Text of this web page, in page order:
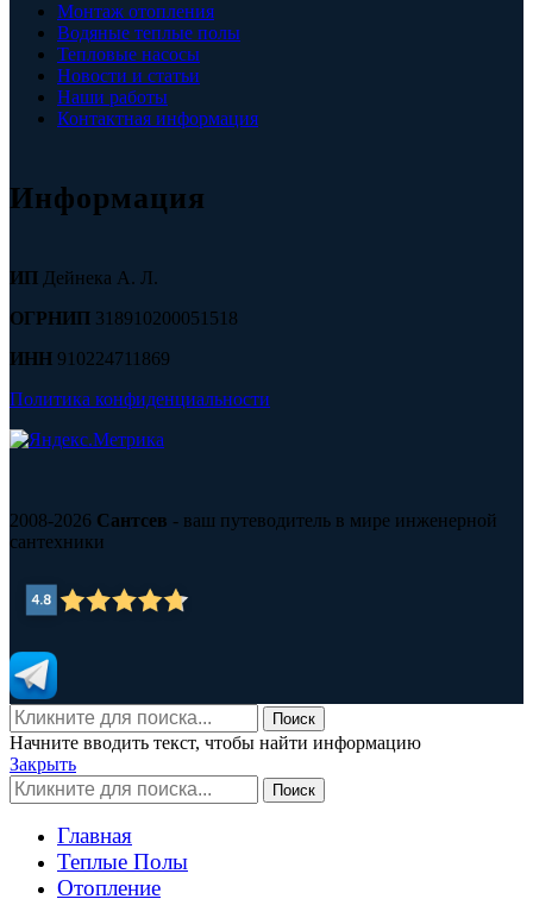
Монтаж отопления
Водяные теплые полы
Тепловые насосы
Новости и статьи
Наши работы
Контактная информация
Информация
ИП Дейнека А. Л.
ОГРНИП 318910200051518
ИНН 910224711869
Политика конфиденциальности
2008-2026 Сантсев - ваш путеводитель в мире инженерной
сантехники
Поиск
Начните вводить текст, чтобы найти информацию
Закрыть
Поиск
Главная
Теплые Полы
Отопление